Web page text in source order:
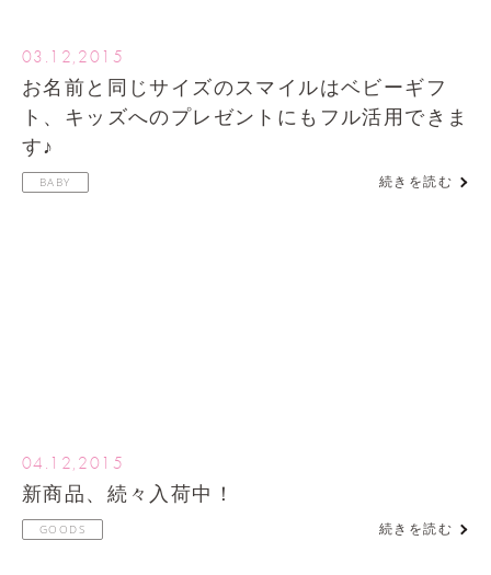
03.12,2015
お名前と同じサイズのスマイルはベビーギフ
ト、キッズへのプレゼントにもフル活用できま
す♪
BABY 続きを読む
04.12,2015
新商品、続々入荷中！
GOODS 続きを読む